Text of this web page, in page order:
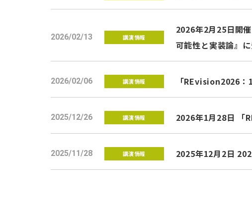
2026/02/13 講演情報
2026年2月25日開
可能性と実装論』
2026/02/06 講演情報 「REvision2026
2025/12/26 講演情報 2026年1月28日 「
2025/11/28 講演情報 2025年12月2日